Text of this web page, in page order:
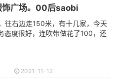
饰广场。00后saobi
往右边走150米，有十几家，今天
态度很好，连吹带做花了100，还
2021-11-12